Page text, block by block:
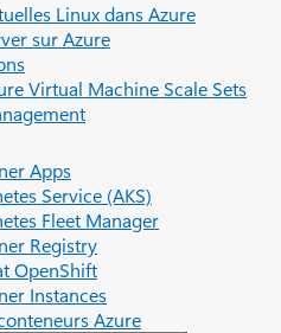
Linux dans Azure
sur Azure
Virtual Machine Scale Sets
Apps
Service (AKS)
Fleet Manager
Registry
OpenShift
Instances
Azure